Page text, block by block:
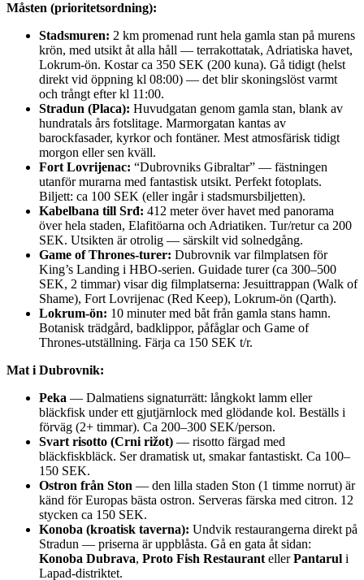
Måsten (prioritetsordning):
Stadsmuren: 2 km promenad runt hela gamla stan på murens
krön, med utsikt åt alla håll — terrakottatak, Adriatiska havet,
Lokrum-ön. Kostar ca 350 SEK (200 kuna). Gå tidigt (helst
direkt vid öppning kl 08:00) — det blir skoningslöst varmt
och trångt efter kl 11:00.
Stradun (Placa): Huvudgatan genom gamla stan, blank av
hundratals års fotslitage. Marmorgatan kantas av
barockfasader, kyrkor och fontäner. Mest atmosfärisk tidigt
morgon eller sen kväll.
Fort Lovrijenac: “Dubrovniks Gibraltar” — fästningen
utanför murarna med fantastisk utsikt. Perfekt fotoplats.
Biljett: ca 100 SEK (eller ingår i stadsmursbiljetten).
Kabelbana till Srđ: 412 meter över havet med panorama
över hela staden, Elafitöarna och Adriatiken. Tur/retur ca 200
SEK. Utsikten är otrolig — särskilt vid solnedgång.
Game of Thrones-turer: Dubrovnik var filmplatsen för
King’s Landing i HBO-serien. Guidade turer (ca 300–500
SEK, 2 timmar) visar dig filmplatserna: Jesuittrappan (Walk of
Shame), Fort Lovrijenac (Red Keep), Lokrum-ön (Qarth).
Lokrum-ön: 10 minuter med båt från gamla stans hamn.
Botanisk trädgård, badklippor, påfåglar och Game of
Thrones-utställning. Färja ca 150 SEK t/r.
Mat i Dubrovnik:
Peka — Dalmatiens signaturrätt: långkokt lamm eller
bläckfisk under ett gjutjärnlock med glödande kol. Beställs i
förväg (2+ timmar). Ca 200–300 SEK/person.
Svart risotto (Crni rižot) — risotto färgad med
bläckfiskbläck. Ser dramatisk ut, smakar fantastiskt. Ca 100–
150 SEK.
Ostron från Ston — den lilla staden Ston (1 timme norrut) är
känd för Europas bästa ostron. Serveras färska med citron. 12
stycken ca 150 SEK.
Konoba (kroatisk taverna): Undvik restaurangerna direkt på
Stradun — priserna är uppblåsta. Gå en gata åt sidan:
Konoba Dubrava, Proto Fish Restaurant ellerPantarul i
Lapad-distriktet.